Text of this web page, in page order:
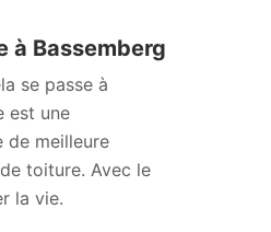
à Bassemberg
se passe à
est une
de meilleure
toiture. Avec le
la vie.